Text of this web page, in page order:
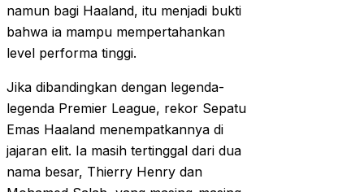
namun bagi Haaland, itu menjadi bukti
bahwa ia mampu mempertahankan
level performa tinggi.
Jika dibandingkan dengan legenda-
legenda Premier League, rekor Sepatu
Emas Haaland menempatkannya di
jajaran elit. Ia masih tertinggal dari dua
nama besar, Thierry Henry dan